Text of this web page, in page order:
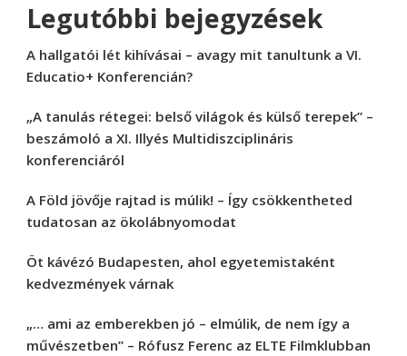
Legutóbbi bejegyzések
A hallgatói lét kihívásai – avagy mit tanultunk a VI.
Educatio+ Konferencián?
„A tanulás rétegei: belső világok és külső terepek” –
beszámoló a XI. Illyés Multidiszciplináris
konferenciáról
A Föld jövője rajtad is múlik! – Így csökkentheted
tudatosan az ökolábnyomodat
Öt kávézó Budapesten, ahol egyetemistaként
kedvezmények várnak
„… ami az emberekben jó – elmúlik, de nem így a
művészetben” – Rófusz Ferenc az ELTE Filmklubban